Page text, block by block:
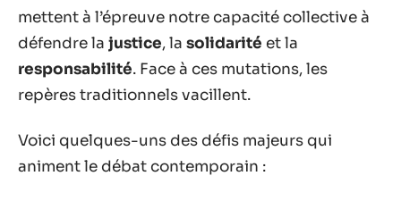
mettent à l’épreuve notre capacité collective à
défendre la justice, la solidarité et la
responsabilité. Face à ces mutations, les
repères traditionnels vacillent.
Voici quelques-uns des défis majeurs qui
animent le débat contemporain :